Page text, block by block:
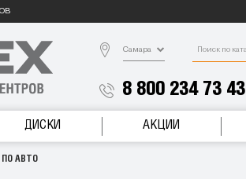
Самара
8 800 234 73 43
ДИСКИ АКЦИИ
ПО АВТО